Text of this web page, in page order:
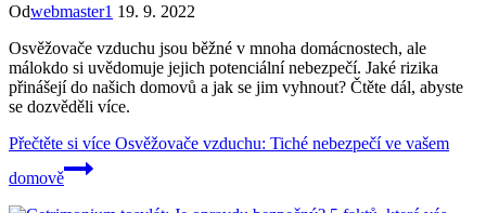
Odwebmaster1 19. 9. 2022
Osvěžovače vzduchu jsou běžné v mnoha domácnostech, ale
málokdo si uvědomuje jejich potenciální nebezpečí. Jaké rizika
přinášejí do našich domovů a jak se jim vyhnout? Čtěte dál, abyste
se dozvěděli více.
Přečtěte si více Osvěžovače vzduchu: Tiché nebezpečí ve vašem
domově